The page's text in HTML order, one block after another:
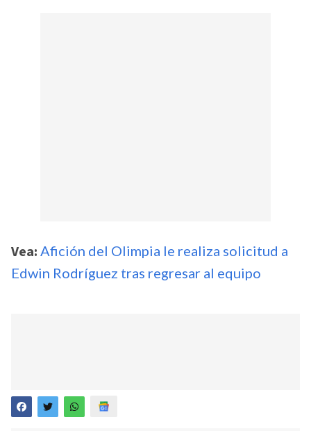
Vea: Afición del Olimpia le realiza solicitud a
Edwin Rodríguez tras regresar al equipo